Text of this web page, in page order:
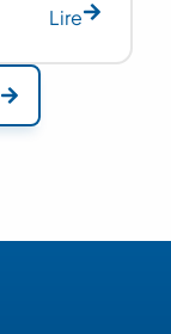
Lire